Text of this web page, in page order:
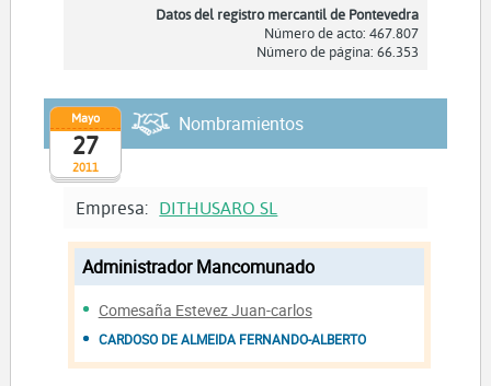
Datos del registro mercantil de Pontevedra
Número de acto: 467.807
Número de página: 66.353
2011
Mayo
27
Nombramientos
Empresa: DITHUSARO SL
Administrador Mancomunado
Comesaña Estevez Juan-carlos
CARDOSO DE ALMEIDA FERNANDO-ALBERTO